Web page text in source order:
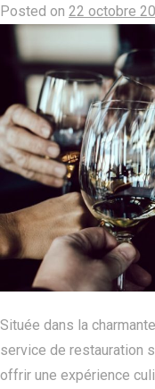
Posted on 22 octobre
Située dans la
service de restauration
offrir une expérience